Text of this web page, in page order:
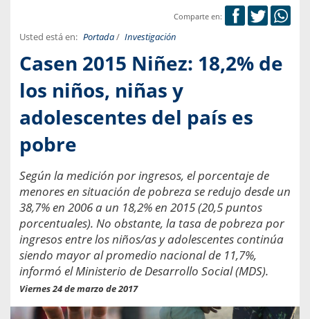
Comparte en:
Usted está en: Portada/ Investigación
Casen 2015 Niñez: 18,2% de
los niños, niñas y
adolescentes del país es
pobre
Según la medición por ingresos, el porcentaje de
menores en situación de pobreza se redujo desde un
38,7% en 2006 a un 18,2% en 2015 (20,5 puntos
porcentuales). No obstante, la tasa de pobreza por
ingresos entre los niños/as y adolescentes continúa
siendo mayor al promedio nacional de 11,7%,
informó el Ministerio de Desarrollo Social (MDS).
Viernes 24 de marzo de 2017